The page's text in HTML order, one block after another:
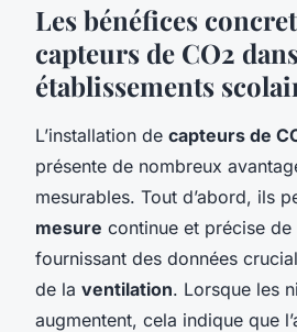
Les bénéfices
capteurs de CO2
établissements
L’installation de capteurs de
présente de nombreux
mesurables. Tout d’abord, ils
mesure continue et précise de
fournissant des données
de la ventilation. Lorsque les
augmentent, cela indique que